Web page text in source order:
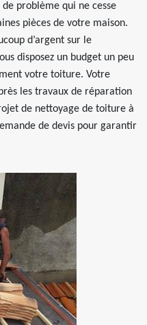
problème qui ne cesse
pièces de votre maison.
d’argent sur le
disposez un budget un peu
votre toiture. Votre
les travaux de réparation
de nettoyage de toiture à
de devis pour garantir